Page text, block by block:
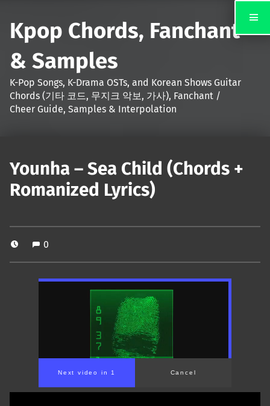
Kpop Chords, Fanchant
& Samples
K-Pop Songs, K-Drama OSTs, and Korean Shows Guitar
Chords (기타 코드, 무지크 악보, 가사), Fanchant /
Cheer Guide, Samples & Interpolation
Younha – Sea Child (Chords +
Romanized Lyrics)
0
Next video in 1 Cancel